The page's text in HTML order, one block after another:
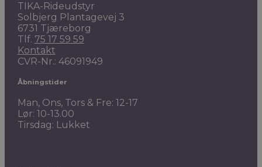
TIKA-Rideudstyr
Solbjerg Plantagevej 3
6731 Tjæreborg
Tlf. 75 17 59 59
Kontakt
CVR-Nr.: 46091949
Åbningstider
Man, Ons, Tors & Fre: 12-17
Lør: 10-13.00
Tirsdag: Lukket